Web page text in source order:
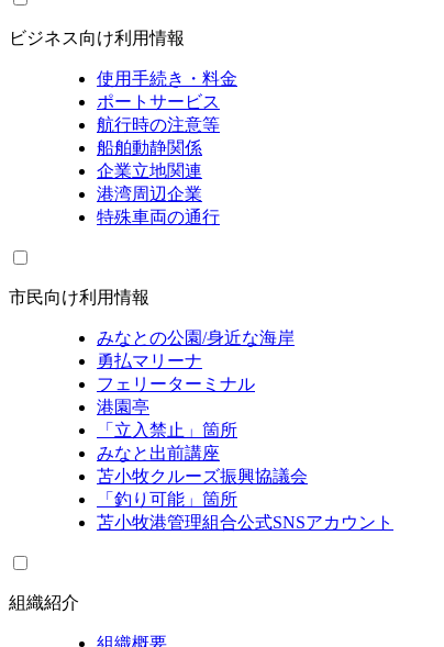
ビジネス向け利用情報
使用手続き・料金
ポートサービス
航行時の注意等
船舶動静関係
企業立地関連
港湾周辺企業
特殊車両の通行
市民向け利用情報
みなとの公園/身近な海岸
勇払マリーナ
フェリーターミナル
港園亭
「立入禁止」箇所
みなと出前講座
苫小牧クルーズ振興協議会
「釣り可能」箇所
苫小牧港管理組合公式SNSアカウント
組織紹介
組織概要